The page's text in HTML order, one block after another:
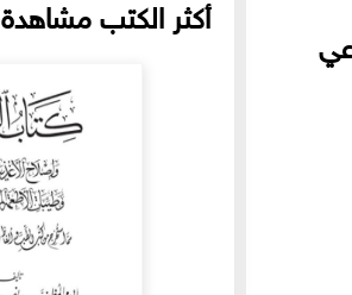
أكثر الكتب مشاهدة